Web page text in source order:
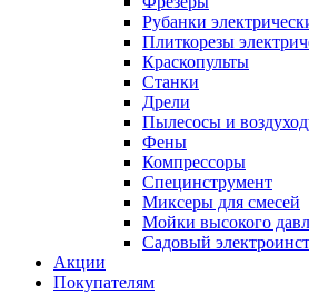
Рубанки
Плиткорезы
Краскопульты
Станки
Дрели
Пылесосы и
Фены
Компрессоры
Специнструмент
Миксеры для смесей
Мойки высокого
Садовый
Акции
Покупателям